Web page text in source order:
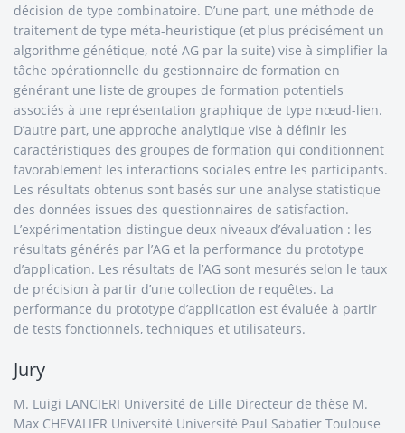
décision de type combinatoire. D’une part, une méthode de
traitement de type méta-heuristique (et plus précisément un
algorithme génétique, noté AG par la suite) vise à simplifier la
tâche opérationnelle du gestionnaire de formation en
générant une liste de groupes de formation potentiels
associés à une représentation graphique de type nœud-lien.
D’autre part, une approche analytique vise à définir les
caractéristiques des groupes de formation qui conditionnent
favorablement les interactions sociales entre les participants.
Les résultats obtenus sont basés sur une analyse statistique
des données issues des questionnaires de satisfaction.
L’expérimentation distingue deux niveaux d’évaluation : les
résultats générés par l’AG et la performance du prototype
d’application. Les résultats de l’AG sont mesurés selon le taux
de précision à partir d’une collection de requêtes. La
performance du prototype d’application est évaluée à partir
de tests fonctionnels, techniques et utilisateurs.
Jury
M. Luigi LANCIERI Université de Lille Directeur de thèse M.
Max CHEVALIER Université Université Paul Sabatier Toulouse